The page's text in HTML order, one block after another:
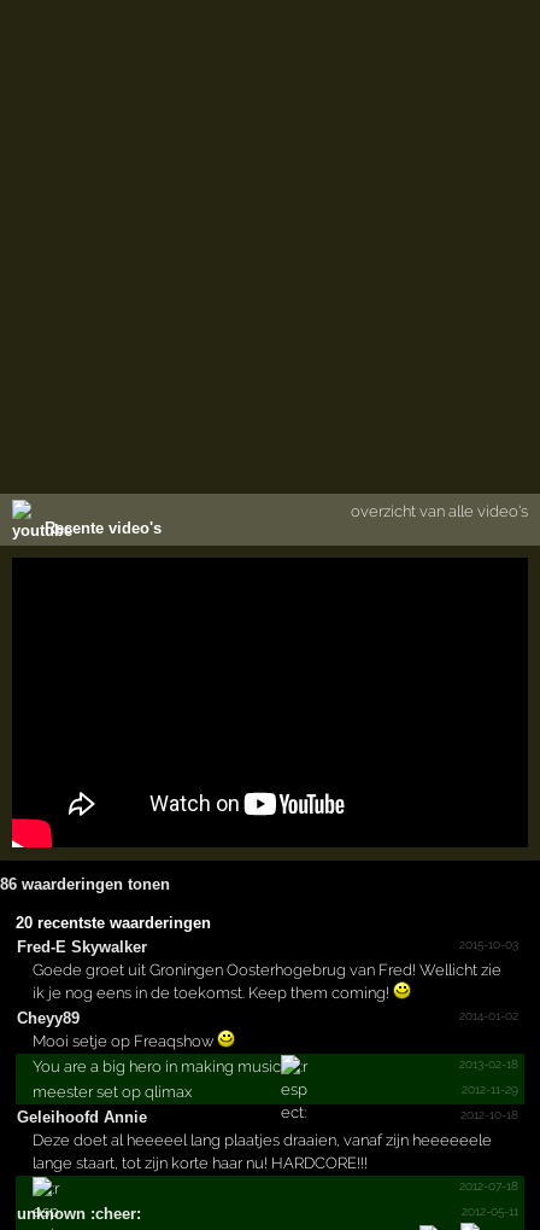
Recente video's
overzicht van alle video's
86 waarderingen tonen
20 recentste waarderingen
Fred-E Skywalker
2015-10-03
Goede groet uit Groningen Oosterhogebrug van Fred! Wellicht zie
ik je nog eens in de toekomst. Keep them coming!
Cheyy89
2014-01-02
Mooi setje op Freaqshow
2013-02-18
You are a big hero in making music
2012-11-29
meester set op qlimax
Geleihoofd Annie
2012-10-18
Deze doet al heeeeel lang plaatjes draaien, vanaf zijn heeeeeele
lange staart, tot zijn korte haar nu! HARDCORE!!!
2012-07-18
unknown :cheer: 2012-05-11